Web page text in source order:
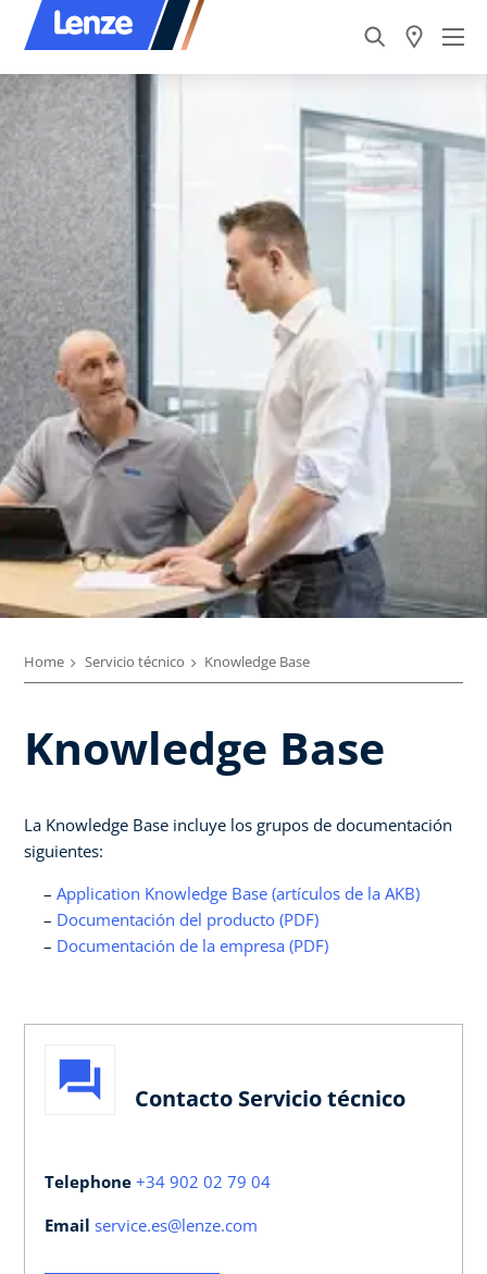
Home Servicio técnico Knowledge Base
Knowledge Base
La Knowledge Base incluye los grupos de documentación
siguientes:
Application Knowledge Base (artículos de la AKB)
Documentación del producto (PDF)
Documentación de la empresa (PDF)
Contacto Servicio técnico
Telephone +34 902 02 79 04
Email service.es@lenze.com